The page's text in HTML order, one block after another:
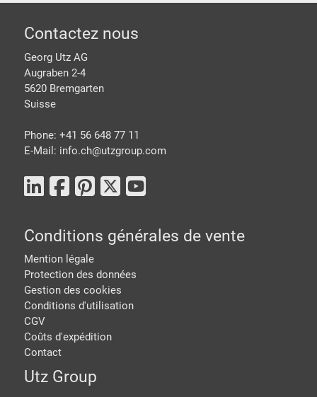
pied de page
Contactez nous
Georg Utz AG
Augraben 2-4
5620 Bremgarten
Suisse
Phone: +41 56 648 77 11
E-Mail: info.ch@utzgroup.com
Conditions générales de vente
Mention légale
Protection des données
Gestion des cookies
Conditions d'utilisation
CGV
Coûts d'expédition
Contact
Utz Group